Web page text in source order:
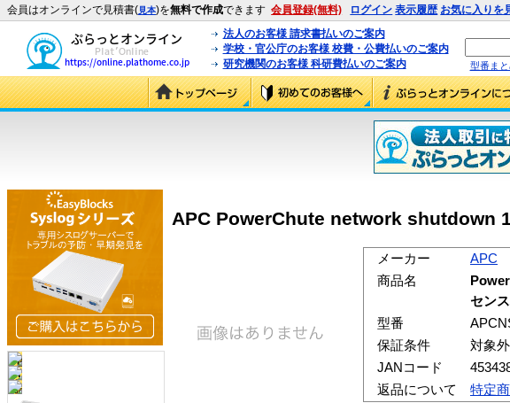
会員はオンラインで見積書(見本)を無料で作成できます 会員登録(無料) ログイン 表示履歴 お気に入りを
法人のお客様 請求書払いのご案内
学校・官公庁のお客様 校費・公費払いのご案内
研究機関のお客様 科研費払いのご案内
型番ま
APC PowerChute network shutdown
メーカー
APC
商品名
セン
型番
保証条件
対象外
JANコード
返品について
特定